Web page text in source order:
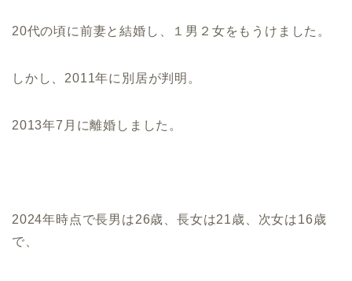
20代の頃に前妻と結婚し、１男２女をもうけました。
しかし、2011年に別居が判明。
2013年7月に離婚しました。
2024年時点で長男は26歳、長女は21歳、次女は16歳
で、